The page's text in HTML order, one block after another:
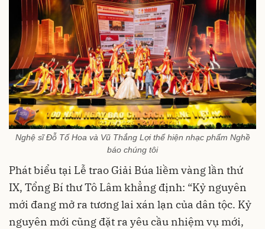
Nghệ sĩ Đỗ Tố Hoa và Vũ Thắng Lợi thể hiện nhạc phẩm Nghề
báo chúng tôi
Phát biểu tại Lễ trao Giải Búa liềm vàng lần thứ
IX, Tổng Bí thư Tô Lâm khẳng định: “Kỷ nguyên
mới đang mở ra tương lai xán lạn của dân tộc. Kỷ
nguyên mới cũng đặt ra yêu cầu nhiệm vụ mới,